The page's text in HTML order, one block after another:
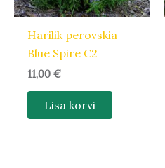
Harilik perovskia
Blue Spire C2
11,00€
Lisa korvi